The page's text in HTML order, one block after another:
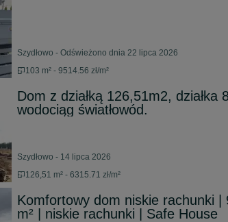
Szydłowo - Odświeżono dnia 22 lipca 2026
103 m² - 9514.56 zł/m²
Dom z działką 126,51m2, działka
wodociąg światłowód.
Szydłowo - 14 lipca 2026
126,51 m² - 6315.71 zł/m²
Komfortowy dom niskie rachunki |
m² | niskie rachunki | Safe House